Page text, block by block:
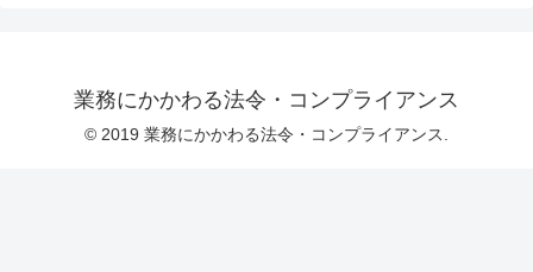
業務にかかわる法令・コンプライアンス
© 2019 業務にかかわる法令・コンプライアンス.